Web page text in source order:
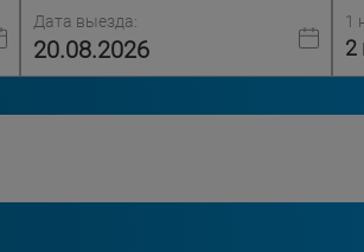
Дата выезда: 1
2